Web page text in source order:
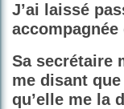
J’ai laissé
Sa secrétaire
me disant
qu’elle me la